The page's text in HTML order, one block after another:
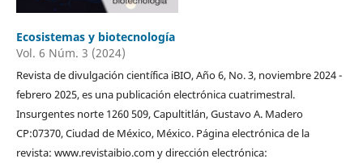
Ecosistemas y biotecnología
Vol. 6 Núm. 3 (2024)
Revista de divulgación científica iBIO, Año 6, No. 3, noviembre 2024 -
febrero 2025, es una publicación electrónica cuatrimestral.
Insurgentes norte 1260 509, Capultitlán, Gustavo A. Madero
CP:07370, Ciudad de México, México. Página electrónica de la
revista: www.revistaibio.com y dirección electrónica: